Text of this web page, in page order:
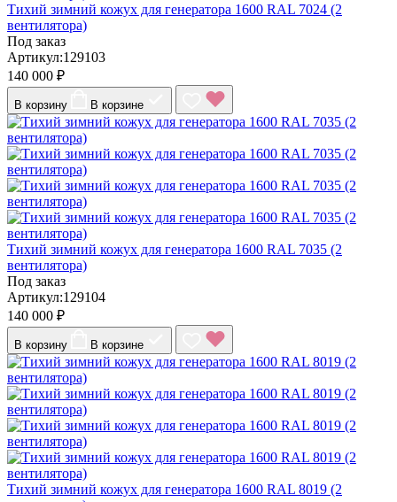
Тихий зимний кожух для генератора 1600 RAL 7024 (2
вентилятора)
Под заказ
Артикул:129103
140 000 ₽
В корзину В корзине
Тихий зимний кожух для генератора 1600 RAL 7035 (2
вентилятора)
Под заказ
Артикул:129104
140 000 ₽
В корзину В корзине
Тихий зимний кожух для генератора 1600 RAL 8019 (2